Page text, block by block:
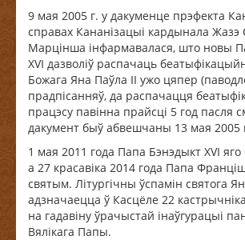
9 мая 2005 г. у дакуменце прэфекта
справах Кананізацыі кардынала Жазэ
Марцінша інфармавалася, што новы
XVI дазволіў распачаць
Божага Яна Паўла ІІ ужо цяпер
прадпісанняў, да распачацця
працэсу павінна прайсці 5 год пасля
дакумент быў абвешчаны 13 мая 2005
1 мая 2011 года Папа Бэнэдыкт XVI яго
а 27 красавіка 2014 года Папа
святым. Літургічны ўспамін святога
адзначаецца ў Касцёле 22
на гадавіну ўрачыстай інаўгурацыі
Вялікага Папы.